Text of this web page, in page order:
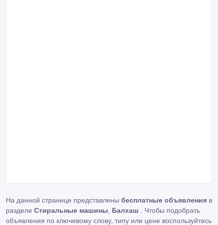
На данной странице представлены бесплатные объявления в
разделе Стиральные машины Балхаш . Чтобы подобрать
объявления по ключевому слову, типу или цене воспользуйтесь